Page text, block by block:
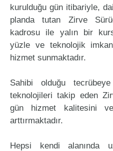
kurulduğu gün itibariyle,
planda tutan Zirve
kadrosu ile yalın bir
yüzle ve teknolojik
hizmet sunmaktadır.
Sahibi olduğu
teknolojileri takip eden
gün hizmet kalitesini ve
arttırmaktadır.
Hepsi kendi alanında